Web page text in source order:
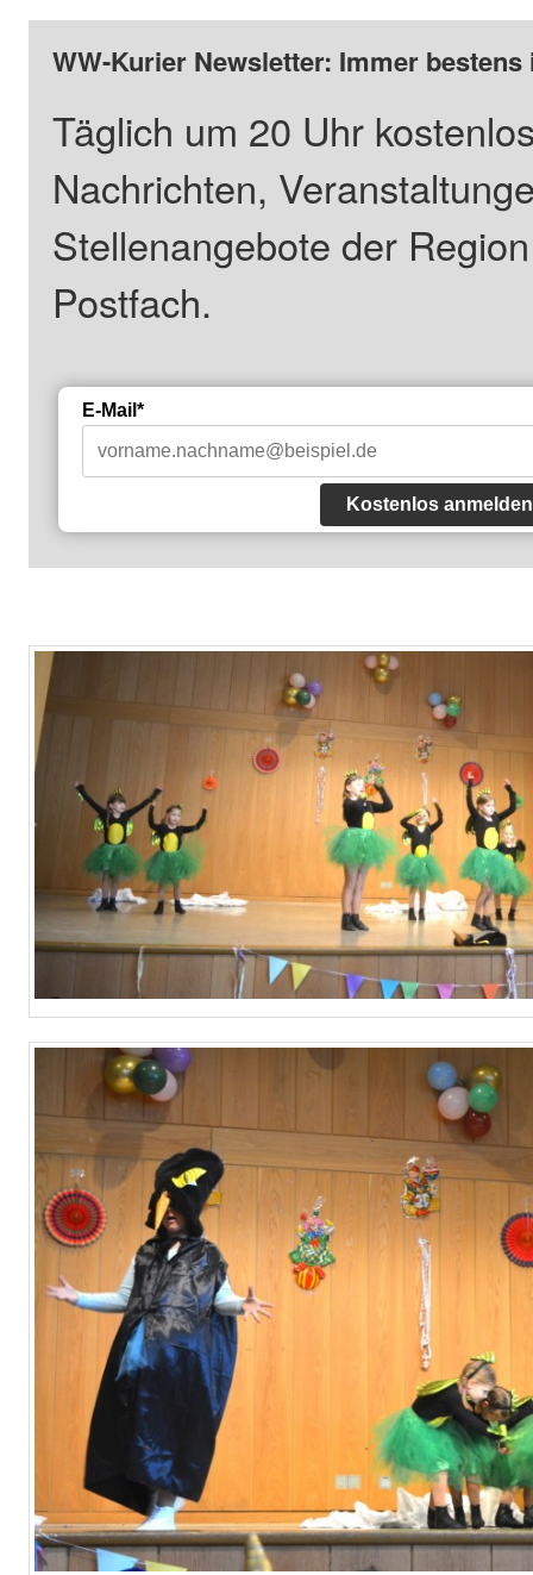
WW-Kurier Newsletter: Immer
Täglich um 20 Uhr
Nachrichten,
Stellenangebote der
Postfach.
E-Mail*
Kostenlos anmelden